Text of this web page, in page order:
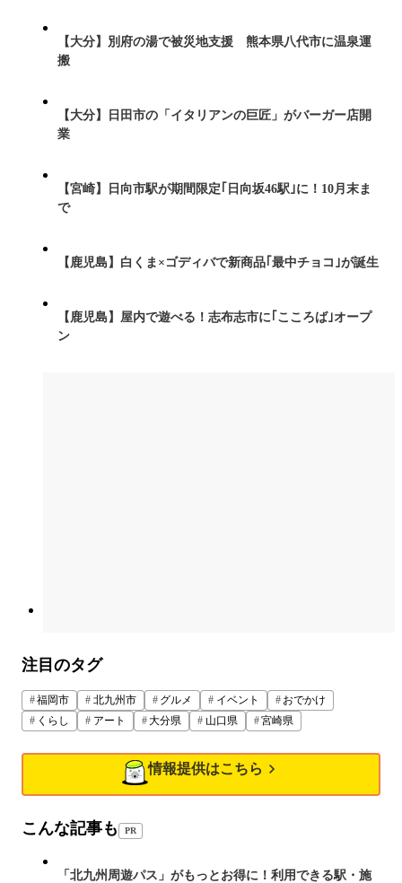
【大分】別府の湯で被災地支援 熊本県八代市に温泉運
搬
【大分】日田市の「イタリアンの巨匠」がバーガー店開
業
【宮崎】日向市駅が期間限定｢日向坂46駅｣に！10月末ま
で
【鹿児島】白くま×ゴディバで新商品｢最中チョコ｣が誕生
【鹿児島】屋内で遊べる！志布志市に｢こころば｣オープ
ン
注目のタグ
福岡市 北九州市 グルメ イベント
おでかけ
くらし
アート 大分県 山口県 宮崎県
情報提供はこちら
こんな記事も PR
「北九州周遊パス」がもっとお得に！利用できる駅・施